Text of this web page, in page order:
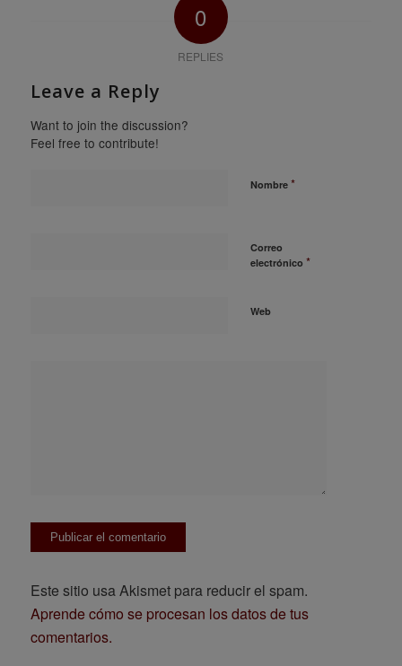
0
REPLIES
Leave a Reply
Want to join the discussion?
Feel free to contribute!
Nombre *
Correo
electrónico *
Web
Este sitio usa Akismet para reducir el spam.
Aprende cómo se procesan los datos de tus
comentarios.